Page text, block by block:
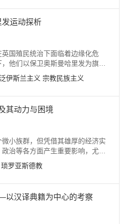
础。通过社交媒体实现的政治活
文化，也带来了民众政治参与度
因素。
运动探析
国殖民统治下面临着边缘化危
他们以保卫奥斯曼哈里发为旗
力不合作的斗争方式，发起哈里
发委员会成立为开端，以1924年
的大多数，最终没能实现反殖民
伊斯兰主义 宗教民族主义
其动力与困境
小族群，但凭借其雄厚的经济实
治等各方面产生重要影响，尤其
备受关注。帕西族群的慈善事业
建筑、教育、医疗卫生、日常生
衷慈善，最重要的是因为琐罗亚
调人在善恶中做出选择并付诸实践
琐罗亚斯德教
汉译典籍为中心的考察